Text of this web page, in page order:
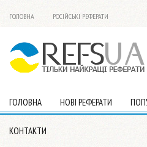
ГОЛОВНА РОСІЙСЬКІ РЕФЕРАТИ
ГОЛОВНА НОВІ РЕФЕРАТИ
КОНТАКТИ